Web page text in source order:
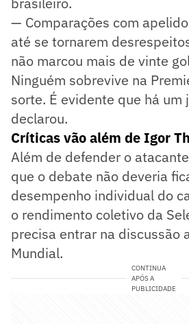
— Comparações com
até se tornarem
não marcou mais de vinte
Ninguém sobrevive na
sorte. É evidente que há
declarou.
Críticas vão além de Igor
Além de defender o
que o debate não deveria
desempenho individual do
o rendimento coletivo da
precisa entrar na discussão
Mundial.
CONTINUA
APÓS A
PUBLICIDADE